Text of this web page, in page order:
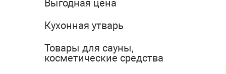
Выгодная цена
Кухонная утварь
Товары для сауны,
косметические средства